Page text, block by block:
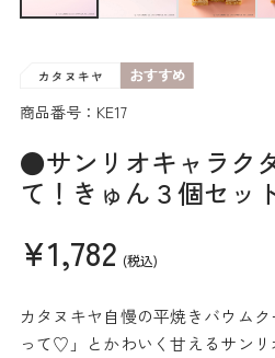
商品番号：KE17
●サンリオキャラク
て！きゅん３個セッ
¥1,782 (税込)
カタヌキヤ自慢の平焼きバウム
って♡」とかわいく甘えるサン